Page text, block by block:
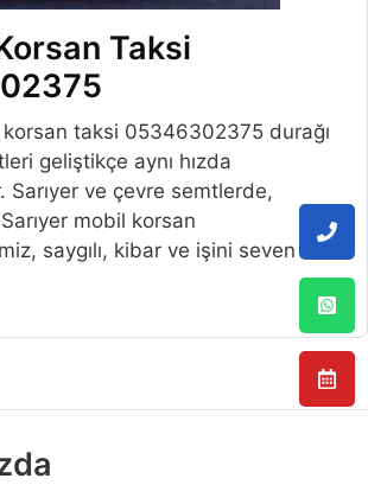
Taksi
korsan taksi 05346302375 durağı
geliştikçe aynı hızda
Sarıyer ve çevre semtlerde,
mobil korsan
saygılı, kibar ve işini seven